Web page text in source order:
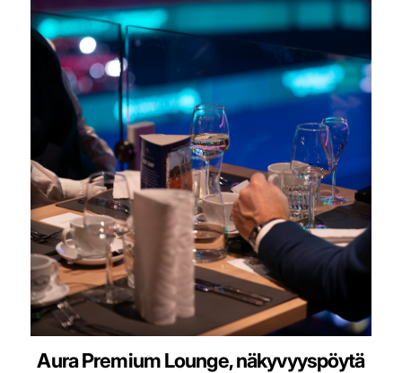
Aura Premium Lounge, näkyvyyspöytä